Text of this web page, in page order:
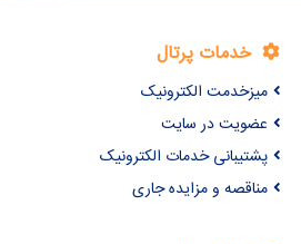
خدمات پرتال
میزخدمت الکترونیک
عضویت در سایت
پشتیبانی خدمات الکترونیک
مناقصه و مزایده جاری